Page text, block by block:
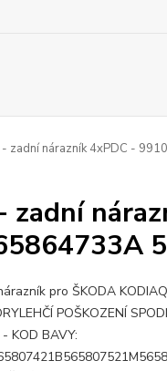
zadní nárazník 4xPDC -
pro ŠKODA
POŠKOZENÍ
KOD BAVY: